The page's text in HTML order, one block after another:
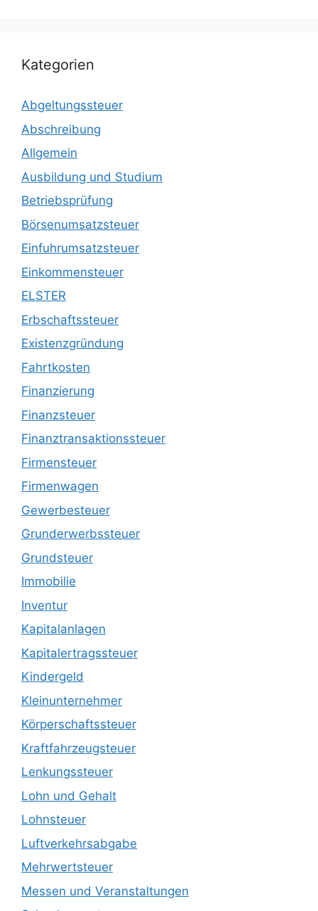
Kategorien
Abgeltungssteuer
Abschreibung
Allgemein
Ausbildung und Studium
Betriebsprüfung
Börsenumsatzsteuer
Einfuhrumsatzsteuer
Einkommensteuer
ELSTER
Erbschaftssteuer
Existenzgründung
Fahrtkosten
Finanzierung
Finanzsteuer
Finanztransaktionssteuer
Firmensteuer
Firmenwagen
Gewerbesteuer
Grunderwerbssteuer
Grundsteuer
Immobilie
Inventur
Kapitalanlagen
Kapitalertragssteuer
Kindergeld
Kleinunternehmer
Körperschaftssteuer
Kraftfahrzeugsteuer
Lenkungssteuer
Lohn und Gehalt
Lohnsteuer
Luftverkehrsabgabe
Mehrwertsteuer
Messen und Veranstaltungen